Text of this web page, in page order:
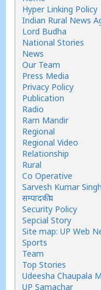
Hyper Linking Policy
Indian Rural News
Lord Budha
National Stories
News
Our Team
Press Media
Privacy Policy
Publication
Radio
Ram Mandir
Regional
Regional Video
Relationship
Rural
Co Operative
Sarvesh Kumar
सम्पादकीय
Security Policy
Sepcial Story
Site map: UP Web
Sports
Team
Top Stories
Udeesha Chaupala
UP Samachar